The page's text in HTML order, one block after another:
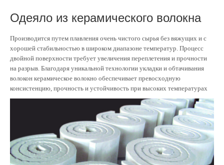
Одеяло из керамического волокна
Производится путем плавления очень чистого сырья без вяжущих и с
хорошей стабильностью в широком диапазоне температур. Процесс
двойной поверхности требует увеличения переплетения и прочности
на разрыв. Благодаря уникальной технологии укладки и обтачивания
волокон керамическое волокно обеспечивает превосходную
консистенцию, прочность и устойчивость при высоких температурах